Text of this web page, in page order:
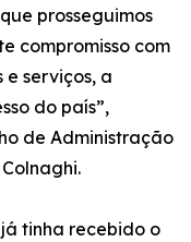
prosseguimos
compromisso com
e serviços, a
do país”,
de Administração
tinha recebido o